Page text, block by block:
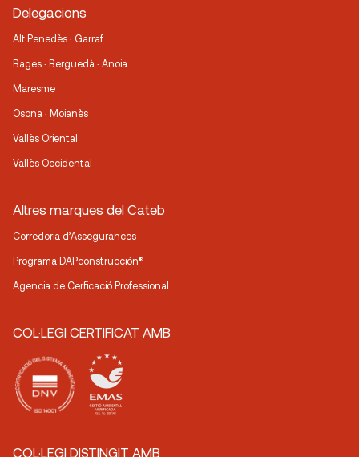
Delegacions
Alt Penedès · Garraf
Bages · Berguedà · Anoia
Maresme
Osona · Moianès
Vallès Oriental
Vallès Occidental
Altres marques del Cateb
Corredoria d’Assegurances
Programa DAPconstrucción®
Agencia de Cerficació Professional
COL·LEGI CERTIFICAT AMB
COL·LEGI DISTINGIT AMB